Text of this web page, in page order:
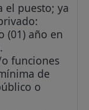
el puesto; ya
(01) año en
funciones
de
o